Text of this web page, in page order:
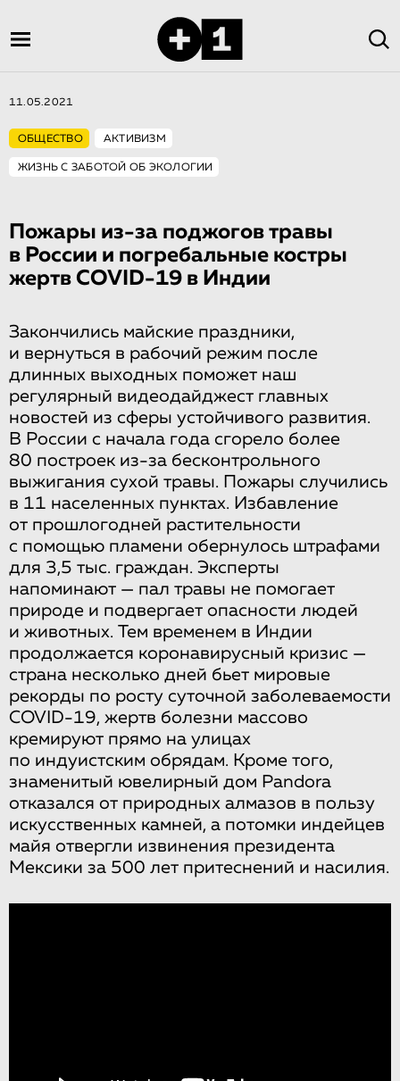
11.05.2021
ОБЩЕСТВО АКТИВИЗМ
ЖИЗНЬ С ЗАБОТОЙ ОБ ЭКОЛОГИИ
Пожары из-за поджогов травы
в России и погребальные костры
жертв COVID-19 в Индии
Закончились майские праздники,
и вернуться в рабочий режим после
длинных выходных поможет наш
регулярный видеодайджест главных
новостей из сферы устойчивого развития.
В России с начала года сгорело более
80 построек из-за бесконтрольного
выжигания сухой травы. Пожары случились
в 11 населенных пунктах. Избавление
от прошлогодней растительности
с помощью пламени обернулось штрафами
для 3,5 тыс. граждан. Эксперты
напоминают — пал травы не помогает
природе и подвергает опасности людей
и животных. Тем временем в Индии
продолжается коронавирусный кризис —
страна несколько дней бьет мировые
рекорды по росту суточной заболеваемости
COVID-19, жертв болезни массово
кремируют прямо на улицах
по индуистским обрядам. Кроме того,
знаменитый ювелирный дом Pandora
отказался от природных алмазов в пользу
искусственных камней, а потомки индейцев
майя отвергли извинения президента
Мексики за 500 лет притеснений и насилия.